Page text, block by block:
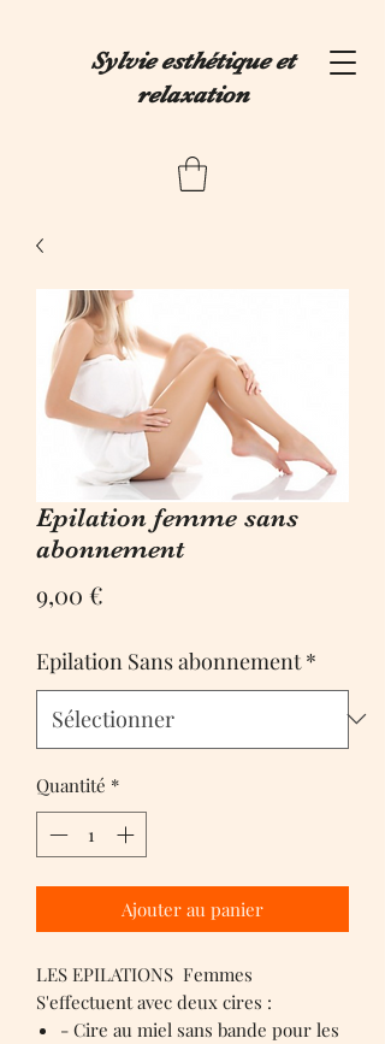
Sylvie esthétique et
relaxation
Epilation femme sans
abonnement
9,00 €
Epilation Sans abonnement *
Quantité *
Ajouter au panier
LES EPILATIONS Femmes
S'effectuent avec deux cires :
- Cire au miel sans bande pour les